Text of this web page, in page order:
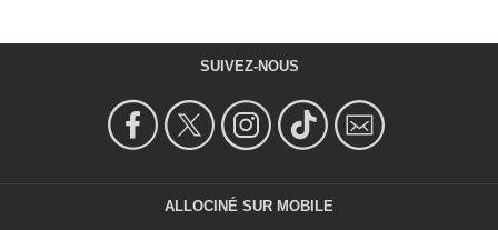
SUIVEZ-NOUS
ALLOCINÉ SUR MOBILE